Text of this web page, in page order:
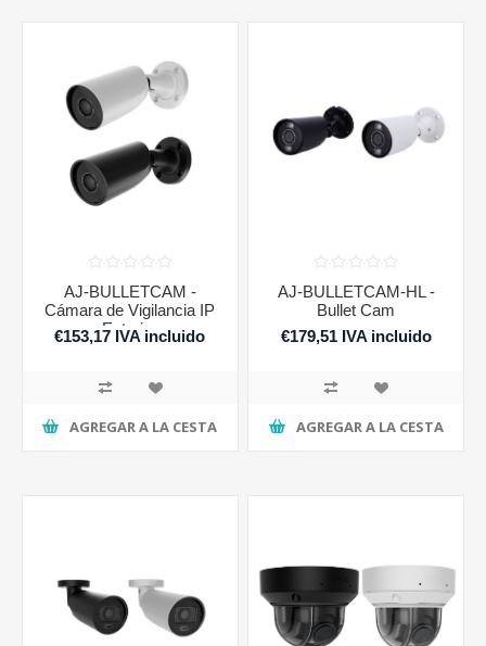
AJ-BULLETCAM -
Cámara de Vigilancia IP
Exterior
€153,17 IVA incluido
AGREGAR A LA CESTA
AJ-BULLETCAM-HL -
Bullet Cam
€179,51 IVA incluido
AGREGAR A LA CESTA